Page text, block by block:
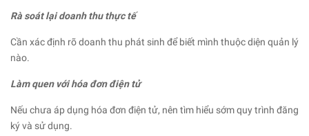
Rà soát lại doanh thu thực tế
Cần xác định rõ doanh thu phát sinh để biết mình thuộc diện quản lý
nào.
Làm quen với hóa đơn điện tử
Nếu chưa áp dụng hóa đơn điện tử, nên tìm hiểu sớm quy trình đăng
ký và sử dụng.